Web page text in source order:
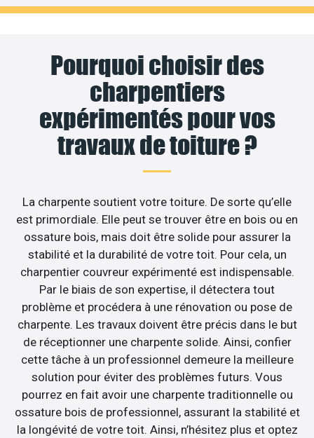
Pourquoi choisir des
charpentiers
expérimentés pour vos
travaux de toiture ?
La charpente soutient votre toiture. De sorte qu’elle
est primordiale. Elle peut se trouver être en bois ou en
ossature bois, mais doit être solide pour assurer la
stabilité et la durabilité de votre toit. Pour cela, un
charpentier couvreur expérimenté est indispensable.
Par le biais de son expertise, il détectera tout
problème et procédera à une rénovation ou pose de
charpente. Les travaux doivent être précis dans le but
de réceptionner une charpente solide. Ainsi, confier
cette tâche à un professionnel demeure la meilleure
solution pour éviter des problèmes futurs. Vous
pourrez en fait avoir une charpente traditionnelle ou
ossature bois de professionnel, assurant la stabilité et
la longévité de votre toit. Ainsi, n’hésitez plus et optez